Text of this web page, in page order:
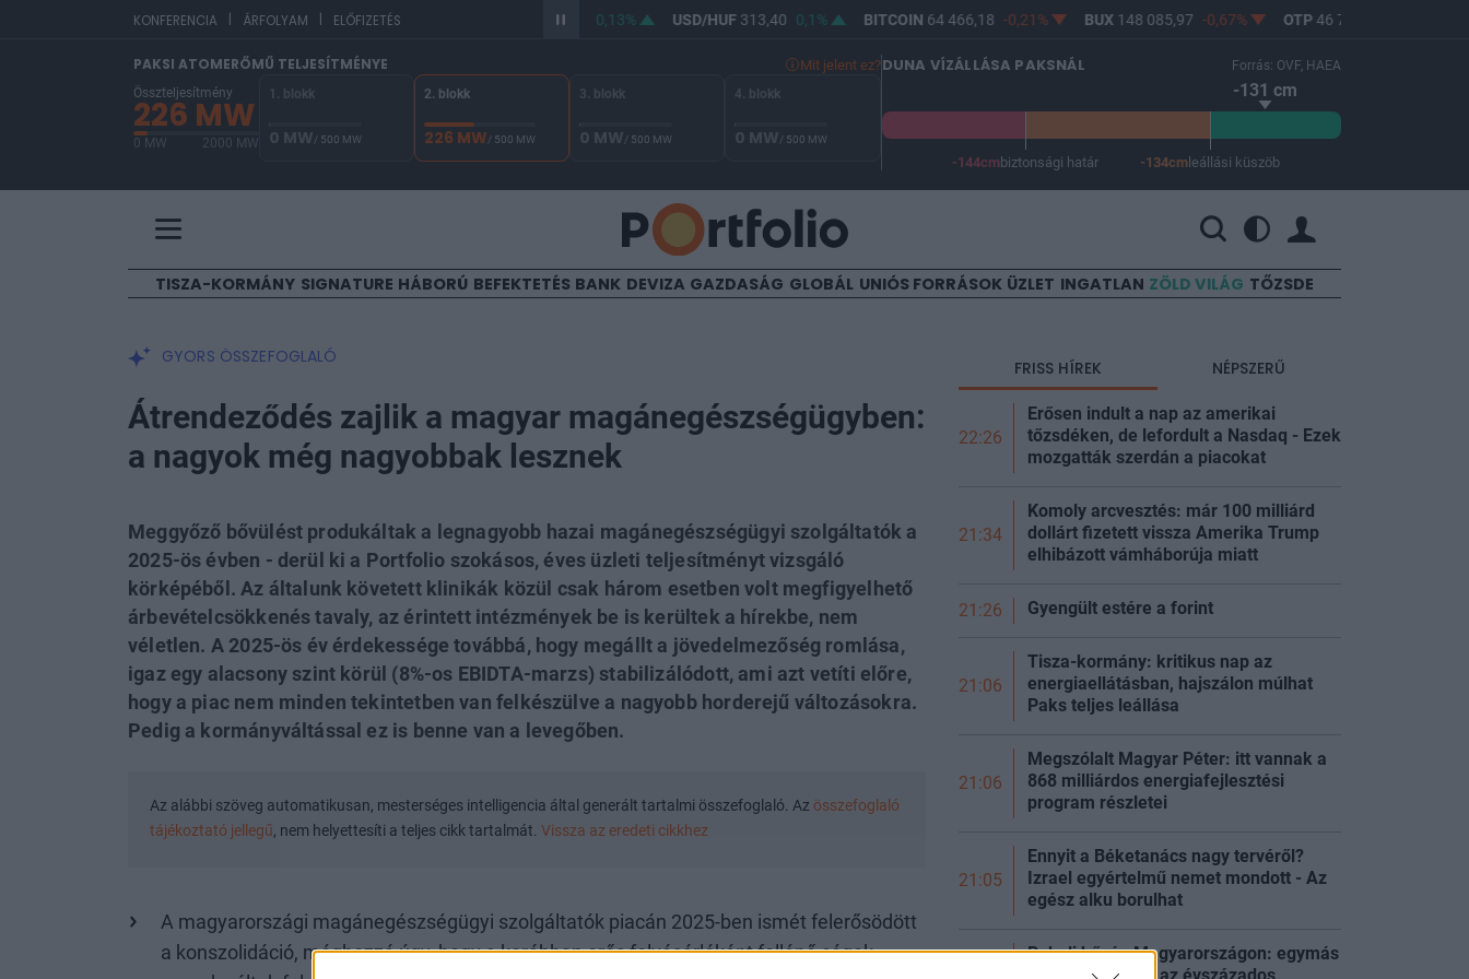
KONFERENCIA | ÁRFOLYAM | ELŐFIZETÉS 362,21 0,13% USD/HUF313,40 0,1% BITCOIN64 466,18 -0,21% BUX148 085,97 -0,67% OTP46 750
PAKSI ATOMERŐMŰ TELJESÍTMÉNYE Mit jelent ez?
Összteljesítmény
226 MW
0 MW 2000 MW
1. blokk
0 MW/ 500 MW
2. blokk
226 MW/ 500 MW
3. blokk
0 MW/ 500 MW
4. blokk
0 MW/ 500 MW
DUNA VÍZÁLLÁSA PAKSNÁL Forrás: OVF, HAEA
-131 cm
-144cmbiztonsági határ -134cmleállási küszöb
TISZA-KORMÁNY SIGNATURE HÁBORÚ BEFEKTETÉS BANK DEVIZA GAZDASÁG GLOBÁL UNIÓS FORRÁSOK ÜZLET INGATLAN ZÖLD VILÁG TŐZSDE
GYORS ÖSSZEFOGLALÓ
Átrendeződés zajlik a magyar magánegészségügyben:
a nagyok még nagyobbak lesznek
Meggyőző bővülést produkáltak a legnagyobb hazai magánegészségügyi szolgáltatók a
2025-ös évben - derül ki a Portfolio szokásos, éves üzleti teljesítményt vizsgáló
körképéből. Az általunk követett klinikák közül csak három esetben volt megfigyelhető
árbevételcsökkenés tavaly, az érintett intézmények be is kerültek a hírekbe, nem
véletlen. A 2025-ös év érdekessége továbbá, hogy megállt a jövedelmezőség romlása,
igaz egy alacsony szint körül (8%-os EBIDTA-marzs) stabilizálódott, ami azt vetíti előre,
hogy a piac nem minden tekintetben van felkészülve a nagyobb horderejű változásokra.
Pedig a kormányváltással ez is benne van a levegőben.
Az alábbi szöveg automatikusan, mesterséges intelligencia által generált tartalmi összefoglaló. Az összefoglaló
tájékoztató jellegű, nem helyettesíti a teljes cikk tartalmát. Vissza az eredeti cikkhez
A magyarországi magánegészségügyi szolgáltatók piacán 2025-ben ismét felerősödött
a konszolidáció, méghozzá úgy, hogy a korábban erős felvásárlóként fellépő cégek
FRISS HÍREK NÉPSZERŰ
22:26
Erősen indult a nap az amerikai
tőzsdéken, de lefordult a Nasdaq - Ezek
mozgatták szerdán a piacokat
21:34
Komoly arcvesztés: már 100 milliárd
dollárt fizetett vissza Amerika Trump
elhibázott vámháborúja miatt
21:26 Gyengült estére a forint
21:06
Tisza-kormány: kritikus nap az
energiaellátásban, hajszálon múlhat
Paks teljes leállása
21:06
Megszólalt Magyar Péter: itt vannak a
868 milliárdos energiafejlesztési
program részletei
21:05
Ennyit a Béketanács nagy tervéről?
Izrael egyértelmű nemet mondott - Az
egész alku borulhat
Pokoli hőség Magyarországon: egymás
után dőltek meg az évszázados